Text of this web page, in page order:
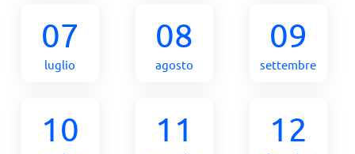
07
luglio
08
agosto
09
settembre
10 11 12